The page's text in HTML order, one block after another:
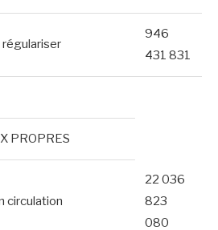
régulariser
946
431 831
PROPRES
circulation
22 036
823
080